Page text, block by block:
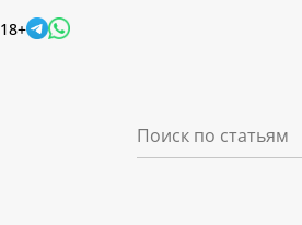
18+